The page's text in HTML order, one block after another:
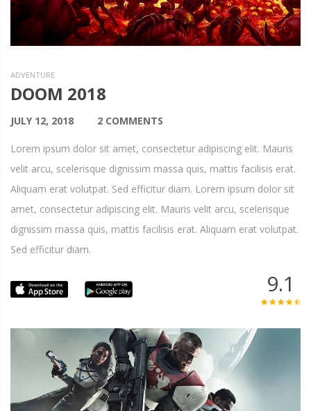
ADVENTURE
DOOM 2018
JULY 12, 2018 2 COMMENTS
Lorem ipsum dolor sit amet, consectetur adipiscing elit. Mauris
velit arcu, scelerisque dignissim massa quis, mattis facilisis erat.
Aliquam erat volutpat. Sed efficitur diam. Lorem ipsum dolor sit
amet, consectetur adipiscing elit. Mauris velit arcu, scelerisque
dignissim massa quis, mattis facilisis erat. Aliquam erat volutpat.
Sed efficitur diam.
9.1